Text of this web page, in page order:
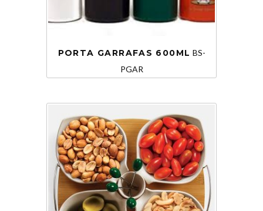
PORTA GARRAFAS 600ML BS-
PGAR